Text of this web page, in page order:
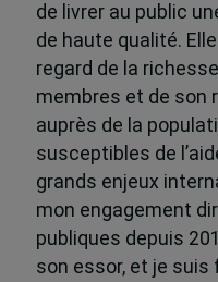
de livrer au public
de haute qualité.
regard de la
membres et de son
auprès de la
susceptibles de
grands enjeux
mon engagement
publiques depuis
son essor, et je suis